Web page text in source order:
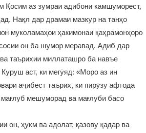
Қосим аз зумраи адибони камшуморест,
Нақл дар драмаи мазкур на танҳо
муколамаҳои ҳакимонаи қаҳрамонҳоро
он ба шумор меравад. Адиб дар
таърихии миллаташро ба навъе
аст, ки мегӯяд: «Моро аз ин
аҷибест таърих, ки пирӯзу афтода
мешуморад ва мағлуби басо
он, ҳукм ва адолат, қазову қадар ва